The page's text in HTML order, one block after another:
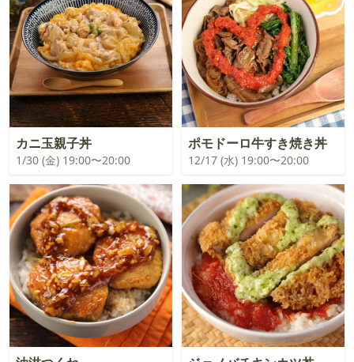
カニ玉親子丼
1/30 (金) 19:00〜20:00
ポモドーロ牛すき焼き丼
12/17 (水) 19:00〜20:00